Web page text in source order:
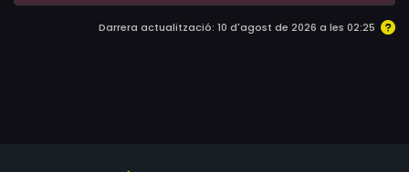
Darrera actualització: 10 d'agost de 2026 a les 02:25